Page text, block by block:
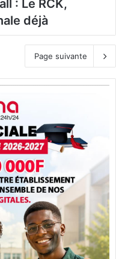
: Le RCK,
déjà
Page suivante